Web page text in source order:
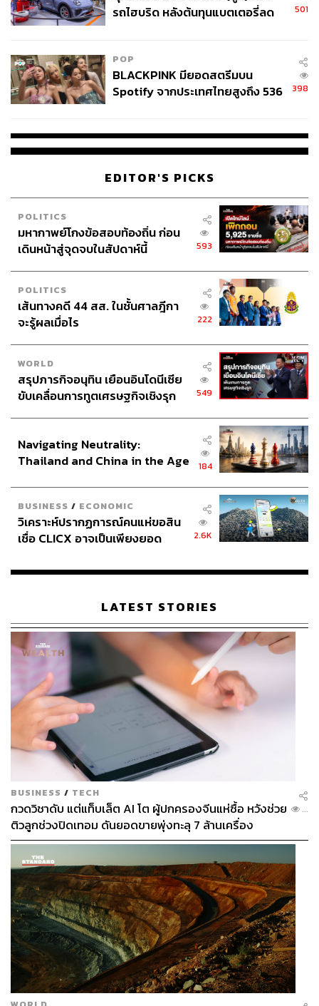
รถไฮบริด หลังต้นทุนแบตเตอรี่ลด
501
POP
BLACKPINK มียอดสตรีมบน
Spotify จากประเทศไทยสูงถึง 536
398
EDITOR'S PICKS
POLITICS
มหากาพย์โกงข้อสอบท้องถิ่น ก่อน
เดินหน้าสู่จุดจบในสัปดาห์นี้
593
POLITICS
เส้นทางคดี 44 สส. ในชั้นศาลฎีกา
จะรู้ผลเมื่อไร
222
WORLD
สรุปภารกิจอนุทิน เยือนอินโดนีเซีย
ขับเคลื่อนการทูตเศรษฐกิจเชิงรุก
549
Navigating Neutrality:
Thailand and China in the Age
184
BUSINESS / ECONOMIC
วิเคราะห์ปรากฏการณ์คนแห่ขอสิน
เชื่อ CLICX อาจเป็นเพียงยอด
เรือนไทยที่ถูกซุกไว้
2.6K
LATEST STORIES
BUSINESS / TECH
กวดวิชาดับ แต่แท็บเล็ต AI โต ผู้ปกครองจีนแห่ซื้อ หวังช่วย
ติวลูกช่วงปิดเทอม ดันยอดขายพุ่งทะลุ 7 ล้านเครื่อง
...